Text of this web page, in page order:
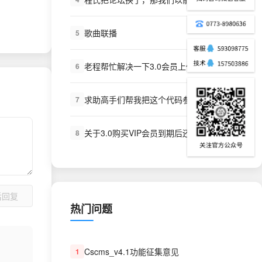
复
5 歌曲联播
6 老程帮忙解决一下3.0会员上传舞曲不加点
7 求助高手们帮我把这个代码参数什么的写一下，本人草根勿喷！谢谢了
8 关于3.0购买VIP会员到期后还是可以下载的问题
热门问题
1 Cscms_v4.1功能征集意见